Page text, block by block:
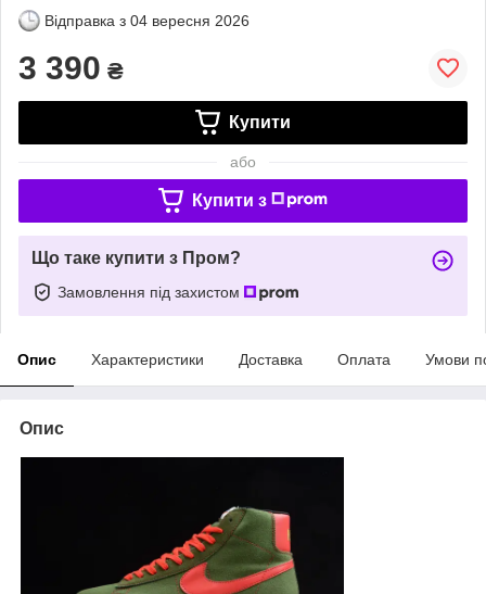
Відправка з 04 вересня 2026
3 390 ₴
Купити
або
Купити з
Що таке купити з Пром?
Замовлення під захистом
Опис Характеристики Доставка Оплата Умови
Опис